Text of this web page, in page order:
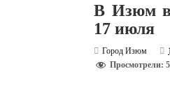
В Изюм
17 июля
Город Изюм
Просмотрели: